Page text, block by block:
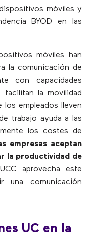
móviles y
BYOD en las
móviles han
la comunicación de
con capacidades
facilitan la movilidad
los empleados lleven
trabajo ayuda a las
los costes de
empresas aceptan
la productividad de
aprovecha este
una comunicación
UC en la